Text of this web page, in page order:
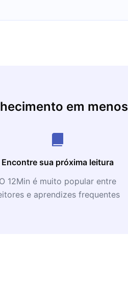
em
Encontre sua próxima leitura
O 12Min é muito popular entre
e aprendizes frequentes